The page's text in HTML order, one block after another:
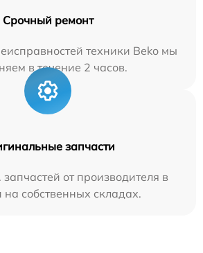
Срочный ремонт
техники Beko мы
в течение 2 часов.
запчасти
от производителя в
на собственных складах.